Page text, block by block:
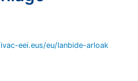
eei.eus/eu/lanbide-arloak